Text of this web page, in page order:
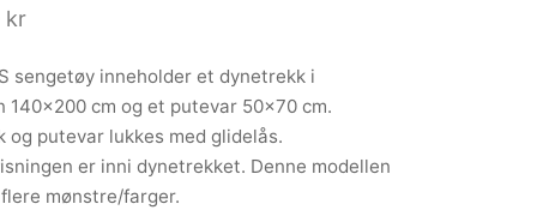
kr
sengetøy inneholder et dynetrekk i
140×200 cm og et putevar 50×70 cm.
og putevar lukkes med glidelås.
er inni dynetrekket. Denne modellen
mønstre/farger.